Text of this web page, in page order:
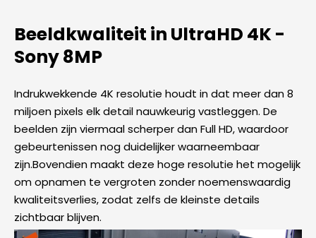
Beeldkwaliteit in UltraHD 4K -
Sony 8MP​
Indrukwekkende 4K resolutie houdt in dat meer dan 8
miljoen pixels elk detail nauwkeurig vastleggen. De
beelden zijn viermaal scherper dan Full HD, waardoor
gebeurtenissen nog duidelijker waarneembaar
zijn.Bovendien maakt deze hoge resolutie het mogelijk
om opnamen te vergroten zonder noemenswaardig
kwaliteitsverlies, zodat zelfs de kleinste details
zichtbaar blijven.